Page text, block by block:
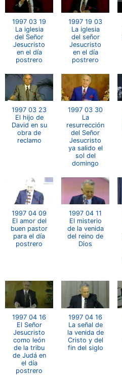
1997 03 19
La iglesia
del Señor
Jesucristo
en el día
postrero
1997 19 03
La iglesia
del señor
Jesucristo
en el día
postrero
1997 03 23
El hijo de
David en su
obra de
reclamo
1997 03 30
La
resurrección
del Señor
Jesucristo
ya salido el
sol del
domingo
1997 04 09
El amor del
buen pastor
para el día
postrero
1997 04 11
El misterio
de la venida
del reino de
Dios
1997 04 16
El Señor
Jesucristo
como león
de la tribu
de Judá en
el día
postrero
1997 04 16
La señal de
la venida de
Cristo y del
fin del siglo